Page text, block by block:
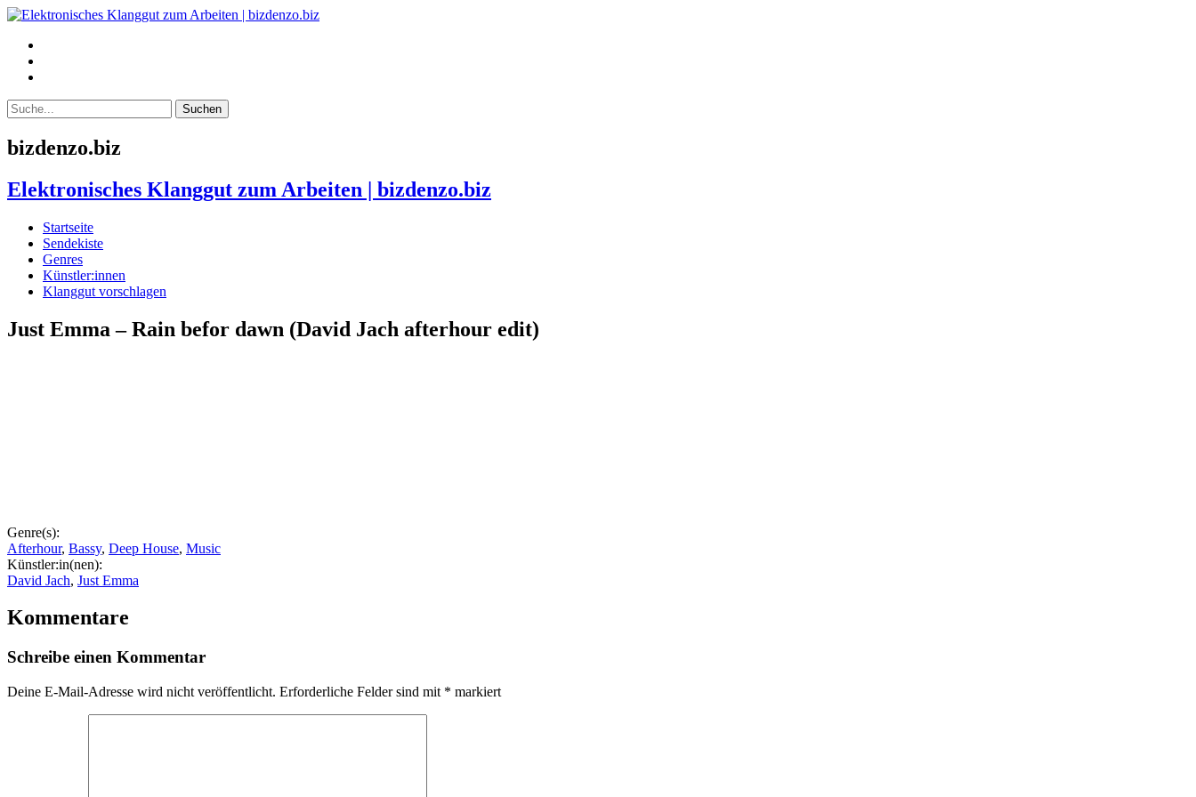
bizdenzo.biz
Elektronisches Klanggut zum Arbeiten | bizdenzo.biz
Startseite
Sendekiste
Genres
Künstler:innen
Klanggut vorschlagen
Just Emma – Rain befor dawn (David Jach afterhour edit)
Genre(s):
Afterhour, Bassy, Deep House, Music
Künstler:in(nen):
David Jach, Just Emma
Kommentare
Schreibe einen Kommentar
Deine E-Mail-Adresse wird nicht veröffentlicht. Erforderliche Felder sind mit * markiert